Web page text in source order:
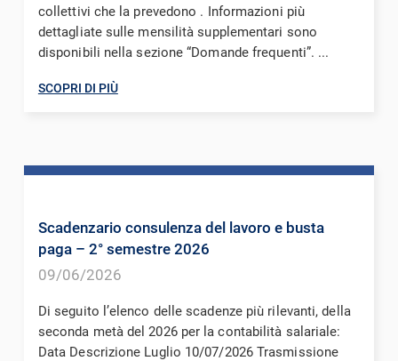
collettivi che la prevedono . Informazioni più
dettagliate sulle mensilità supplementari sono
disponibili nella sezione “Domande frequenti”. ...
SCOPRI DI PIÙ
Scadenzario consulenza del lavoro e busta
paga – 2° semestre 2026
09/06/2026
Di seguito l’elenco delle scadenze più rilevanti, della
seconda metà del 2026 per la contabilità salariale:
Data Descrizione Luglio 10/07/2026 Trasmissione